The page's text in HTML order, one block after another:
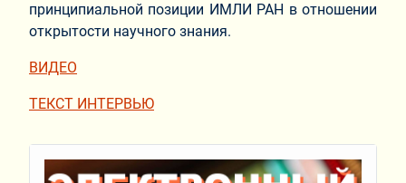
принципиальной позиции ИМЛИ РАН в отношении
открытости научного знания.
ВИДЕО
ТЕКСТ ИНТЕРВЬЮ